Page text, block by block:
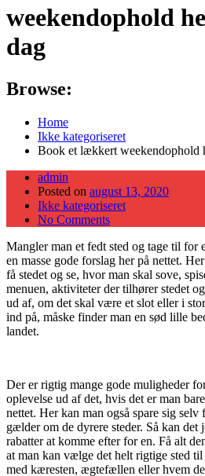
weekendophold
dag
Browse:
Home
Ikke kategoriseret
Book et lækkert weekendophold
admin
Posted on august 13, 2020
Ikke kategoriseret
No Comments
Mangler man et fedt sted og tage til for
en masse gode forslag her på nettet.
få stedet og se, hvor man skal sove,
menuen, aktiviteter der tilhører stedet
ud af, om det skal være et slot eller i
ind på, måske finder man en sød lille
landet.
Der er rigtig mange gode muligheder
oplevelse ud af det, hvis det er man
nettet. Her kan man også spare sig selv
gælder om de dyrere steder. Så kan
rabatter at komme efter for en. Få alt
at man kan vælge det helt rigtige sted
med kæresten, ægtefællen eller hvem